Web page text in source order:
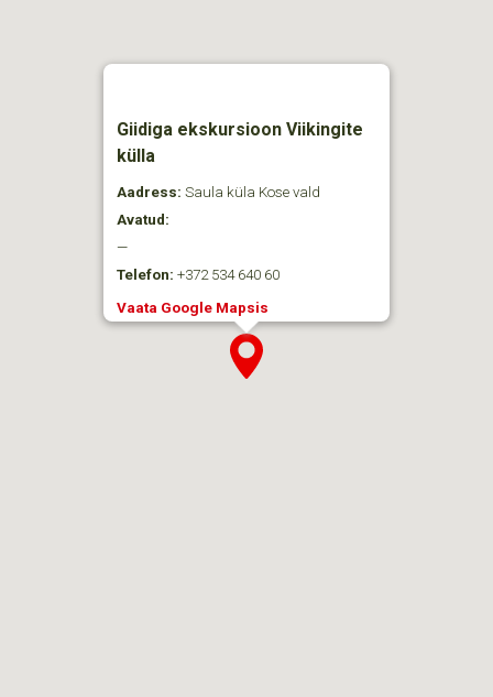
Giidiga ekskursioon Viikingite
külla
Aadress: Saula küla Kose vald
Avatud:
—
Telefon: +372 534 640 60
Vaata Google Mapsis